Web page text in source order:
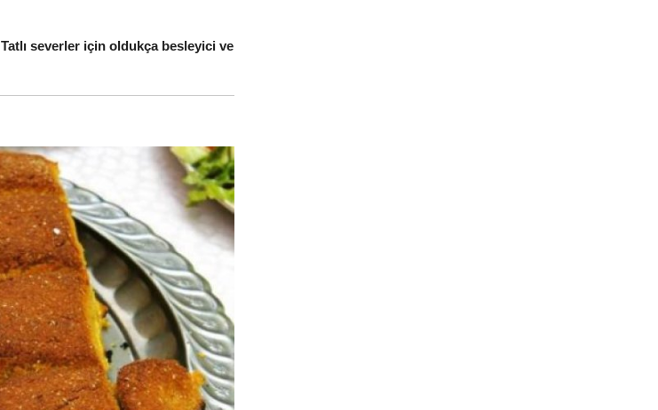
Tatlı severler için oldukça besleyici ve